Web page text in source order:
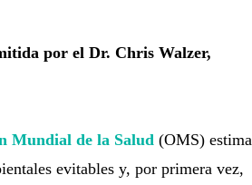
por el Dr. Chris Walzer,
Mundial de la Salud (OMS) estima
evitables y, por primera vez,